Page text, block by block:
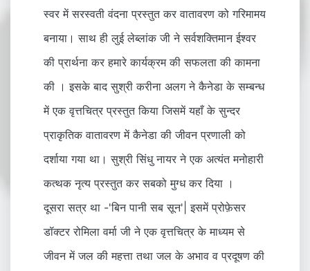
स्वर में सरस्वती वंदना प्रस्तुत कर वातावरण को गरिमामय
बनाया। साथ ही लुई लेब्लांक जी ने सर्वशक्तिमान ईश्वर
की प्रार्थना कर हमारे कार्यक्रम की सफलता की कामना
की । इसके बाद सुश्री करीना अलग ने कैनेडा के सम्बन्ध
में एक वृत्तचित्र प्रस्तुत किया जिसमें यहाँ के सुन्दर
प्राकृतिक वातावरण में कैनेडा की जीवन प्रणाली को
दर्शाया गया था। सुश्री सिंधु नायर ने एक अत्यंत मनोहारी
कत्थक नृत्य प्रस्तुत कर सबको मुग्ध कर दिया ।
दूसरा सत्र था -'बिन पानी सब सून'| इसमें प्रोफ़ेसर
डॉक्टर रोमिला वर्मा जी ने एक वृत्तचित्र के माध्यम से
जीवन में जल की महत्ता तथा जल के अभाव व प्रदूषण की